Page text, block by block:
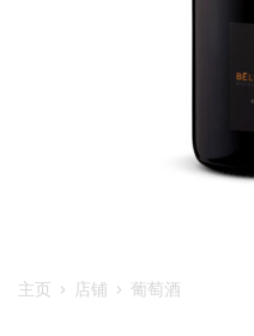
主页 › 店铺 › 葡萄酒